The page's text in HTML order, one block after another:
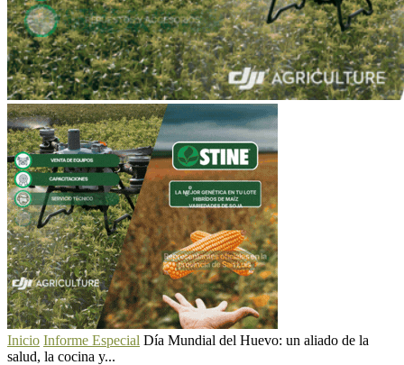
Inicio Informe Especial Día Mundial del Huevo: un aliado de la
salud, la cocina y...